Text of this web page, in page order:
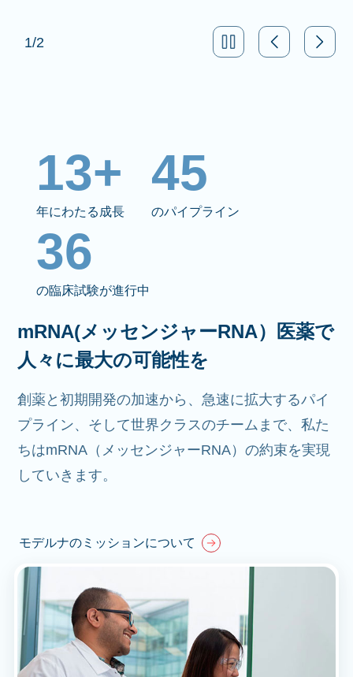
1/2
13+
年にわたる成長
45
のパイプライン
36
の臨床試験が進行中
mRNA(メッセンジャーRNA）医薬で
人々に最大の可能性を
創薬と初期開発の加速から、急速に拡大するパイ
プライン、そして世界クラスのチームまで、私た
ちはmRNA（メッセンジャーRNA）の約束を実現
していきます。
モデルナのミッションについて